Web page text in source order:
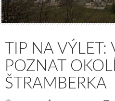
TIP NA VÝLET:
POZNAT OKOLÍ
ŠTRAMBERKA